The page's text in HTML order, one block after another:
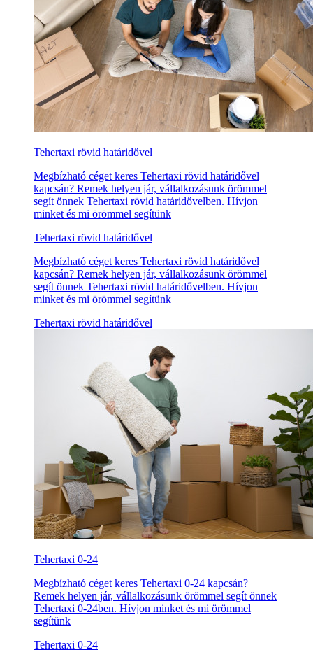
Tehertaxi rövid határidővel
Megbízható céget keres Tehertaxi rövid határidővel
kapcsán? Remek helyen jár, vállalkozásunk örömmel
segít önnek Tehertaxi rövid határidővelben. Hívjon
minket és mi örömmel segítünk
Tehertaxi rövid határidővel
Megbízható céget keres Tehertaxi rövid határidővel
kapcsán? Remek helyen jár, vállalkozásunk örömmel
segít önnek Tehertaxi rövid határidővelben. Hívjon
minket és mi örömmel segítünk
Tehertaxi rövid határidővel
Tehertaxi 0-24
Megbízható céget keres Tehertaxi 0-24 kapcsán?
Remek helyen jár, vállalkozásunk örömmel segít önnek
Tehertaxi 0-24ben. Hívjon minket és mi örömmel
segítünk
Tehertaxi 0-24